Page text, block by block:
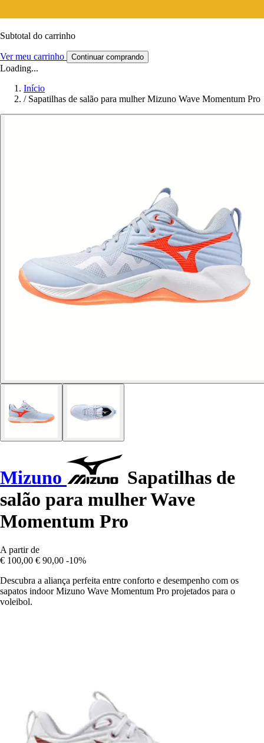
Subtotal do carrinho
Ver meu carrinho Continuar comprando
Loading...
Início
/ Sapatilhas de salão para mulher Mizuno Wave Momentum Pro
Mizuno
Sapatilhas de
salão para mulher Wave
Momentum Pro
A partir de
€ 100,00 € 90,00 -10%
Descubra a aliança perfeita entre conforto e desempenho com os
sapatos indoor Mizuno Wave Momentum Pro projetados para o
voleibol.